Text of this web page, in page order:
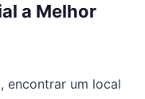
a Melhor
encontrar um local